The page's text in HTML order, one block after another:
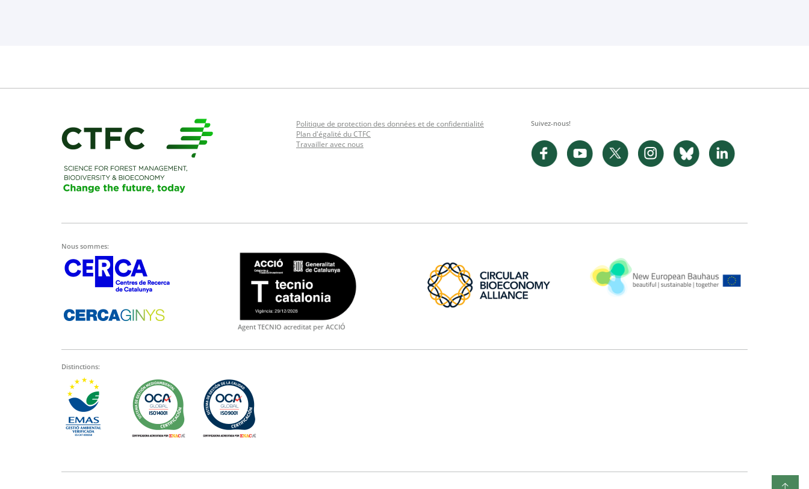
Politique de protection des données et de confidentialité
Plan d'égalité du CTFC
Travailler avec nous
Suivez-nous!
Nous sommes:
Agent TECNIO acreditat per ACCIÓ
Distinctions: